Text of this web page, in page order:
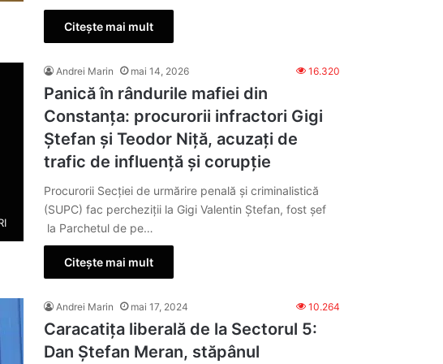
Citește mai mult
Andrei Marin mai 14, 2026 16.320
Panică în rândurile mafiei din
Constanța: procurorii infractori Gigi
Ștefan și Teodor Niță, acuzați de
trafic de influență și corupție
Procurorii Secției de urmărire penală și criminalistică
(SUPC) fac percheziții la Gigi Valentin Ștefan, fost șef
la Parchetul de pe…
Citește mai mult
Andrei Marin mai 17, 2024 10.264
Caracatița liberală de la Sectorul 5:
Dan Ștefan Meran, stăpânul